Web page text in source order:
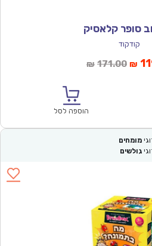
סופר קלאסיק
קודקוד
₪ 171.00 ₪
הוספה לסל
מומחים
גולשים